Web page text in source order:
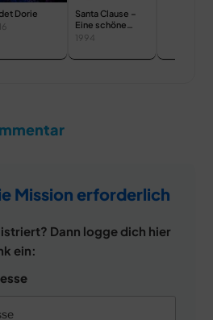
Dorie
Santa Clause –
Eine schöne
Bescherung
1994
Mission erforderlich
Dann logge dich hier
ein: